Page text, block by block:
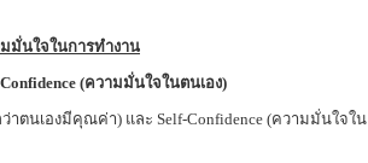
มั่นใจในการทำงาน
(ความมั่นใจในตนเอง)
ตนเองมีคุณค่า) และ Self-Confidence (ความมั่นใจใน